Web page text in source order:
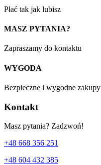
Płać tak jak lubisz
MASZ PYTANIA?
Zapraszamy do kontaktu
WYGODA
Bezpieczne i wygodne zakupy
Kontakt
Masz pytania? Zadzwoń!
+48 668 356 251
+48 604 432 385